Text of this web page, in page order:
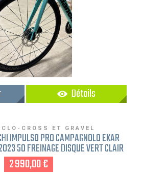
Détails
CROSS ET GRAVEL
IMPULSO PRO CAMPAGNOLO EKAR
50 FREINAGE DISQUE VERT CLAIR
2 990,00 €